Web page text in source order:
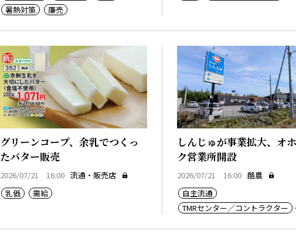
暑熱対策
廉売
グリーンコープ、余乳でつくっ
たバター販売
2026/07/21 16:00 流通・販売店
乳価
需給
しんじゅが事業拡大、オ
ク営業所開設
2026/07/21 16:00 酪農
自主流通
TMRセンター／コントラクター